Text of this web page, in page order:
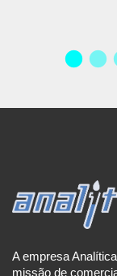
A empresa
missão de